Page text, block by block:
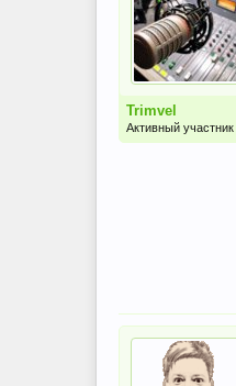
Trimvel
Активный участник